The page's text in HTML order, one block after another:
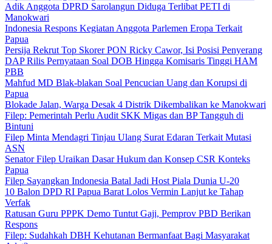
Adik Anggota DPRD Sarolangun Diduga Terlibat PETI di
Manokwari
Indonesia Respons Kegiatan Anggota Parlemen Eropa Terkait
Papua
Persija Rekrut Top Skorer PON Ricky Cawor, Isi Posisi Penyerang
DAP Rilis Pernyataan Soal DOB Hingga Komisaris Tinggi HAM
PBB
Mahfud MD Blak-blakan Soal Pencucian Uang dan Korupsi di
Papua
Blokade Jalan, Warga Desak 4 Distrik Dikembalikan ke Manokwari
Filep: Pemerintah Perlu Audit SKK Migas dan BP Tangguh di
Bintuni
Filep Minta Mendagri Tinjau Ulang Surat Edaran Terkait Mutasi
ASN
Senator Filep Uraikan Dasar Hukum dan Konsep CSR Konteks
Papua
Filep Sayangkan Indonesia Batal Jadi Host Piala Dunia U-20
10 Balon DPD RI Papua Barat Lolos Vermin Lanjut ke Tahap
Verfak
Ratusan Guru PPPK Demo Tuntut Gaji, Pemprov PBD Berikan
Respons
Filep: Sudahkah DBH Kehutanan Bermanfaat Bagi Masyarakat